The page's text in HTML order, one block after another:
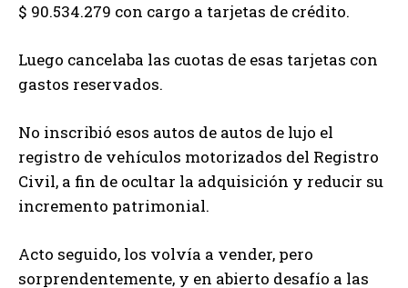
$ 90.534.279 con cargo a tarjetas de crédito.
Luego cancelaba las cuotas de esas tarjetas con
gastos reservados.
No inscribió esos autos de autos de lujo el
registro de vehículos motorizados del Registro
Civil, a fin de ocultar la adquisición y reducir su
incremento patrimonial.
Acto seguido, los volvía a vender, pero
sorprendentemente, y en abierto desafío a las